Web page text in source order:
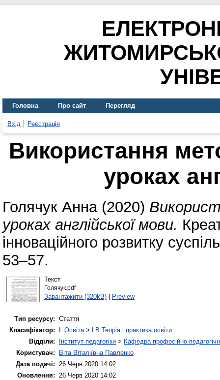
Головна Про сайт Перегляд
Вхід Реєстрація
Використання
уроках
Голячук Анна(2020)
уроках англійської мови.
інноваційного розвитку
53–57.
Текст
Голячук.pdf
Завантажити (320kB)| Preview
Тип ресурсу: Стаття
Класифікатор:
L Освіта> LB Теорія і практика освіти
Відділи:
Інститут педагогіки > Кафедра професійно-
Користувач:
Віта Віталіївна Павленко
Дата подачі: 26 Черв 2020 14:02
Оновлення: 26 Черв 2020 14:02